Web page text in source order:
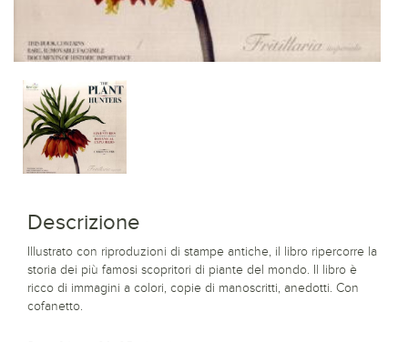
Descrizione
Illustrato con riproduzioni di stampe antiche, il libro ripercorre la
storia dei più famosi scopritori di piante del mondo. Il libro è
ricco di immagini a colori, copie di manoscritti, anedotti. Con
cofanetto.